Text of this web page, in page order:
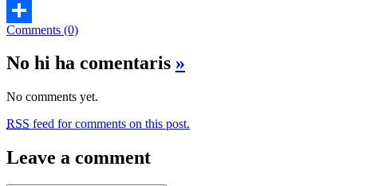
Email
Comparteix
Comments (0)
No hi ha comentaris »
No comments yet.
RSS feed for comments on this post.
Leave a comment